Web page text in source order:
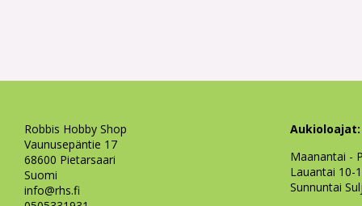
Robbis Hobby Shop
Vaunusepäntie 17
68600 Pietarsaari
Suomi
info@rhs.fi
Aukioloajat:
Maanantai -
Lauantai 10-
Sunnuntai